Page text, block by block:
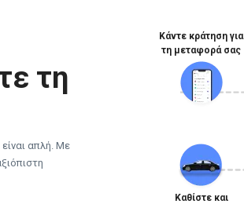
τη
απλή. Με
Κάντε κράτηση για
τη μεταφορά σας
Καθίστε και